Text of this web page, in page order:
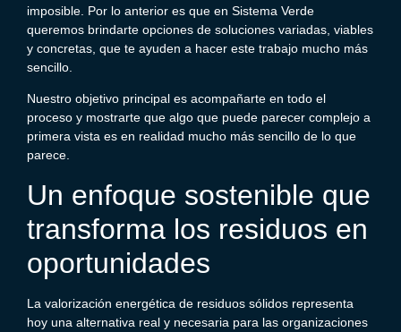
imposible. Por lo anterior es que en Sistema Verde
queremos brindarte opciones de soluciones variadas, viables
y concretas, que te ayuden a hacer este trabajo mucho más
sencillo.
Nuestro objetivo principal es acompañarte en todo el
proceso y mostrarte que algo que puede parecer complejo a
primera vista es en realidad mucho más sencillo de lo que
parece.
Un enfoque sostenible que
transforma los residuos en
oportunidades
La valorización energética de residuos sólidos representa
hoy una alternativa real y necesaria para las organizaciones